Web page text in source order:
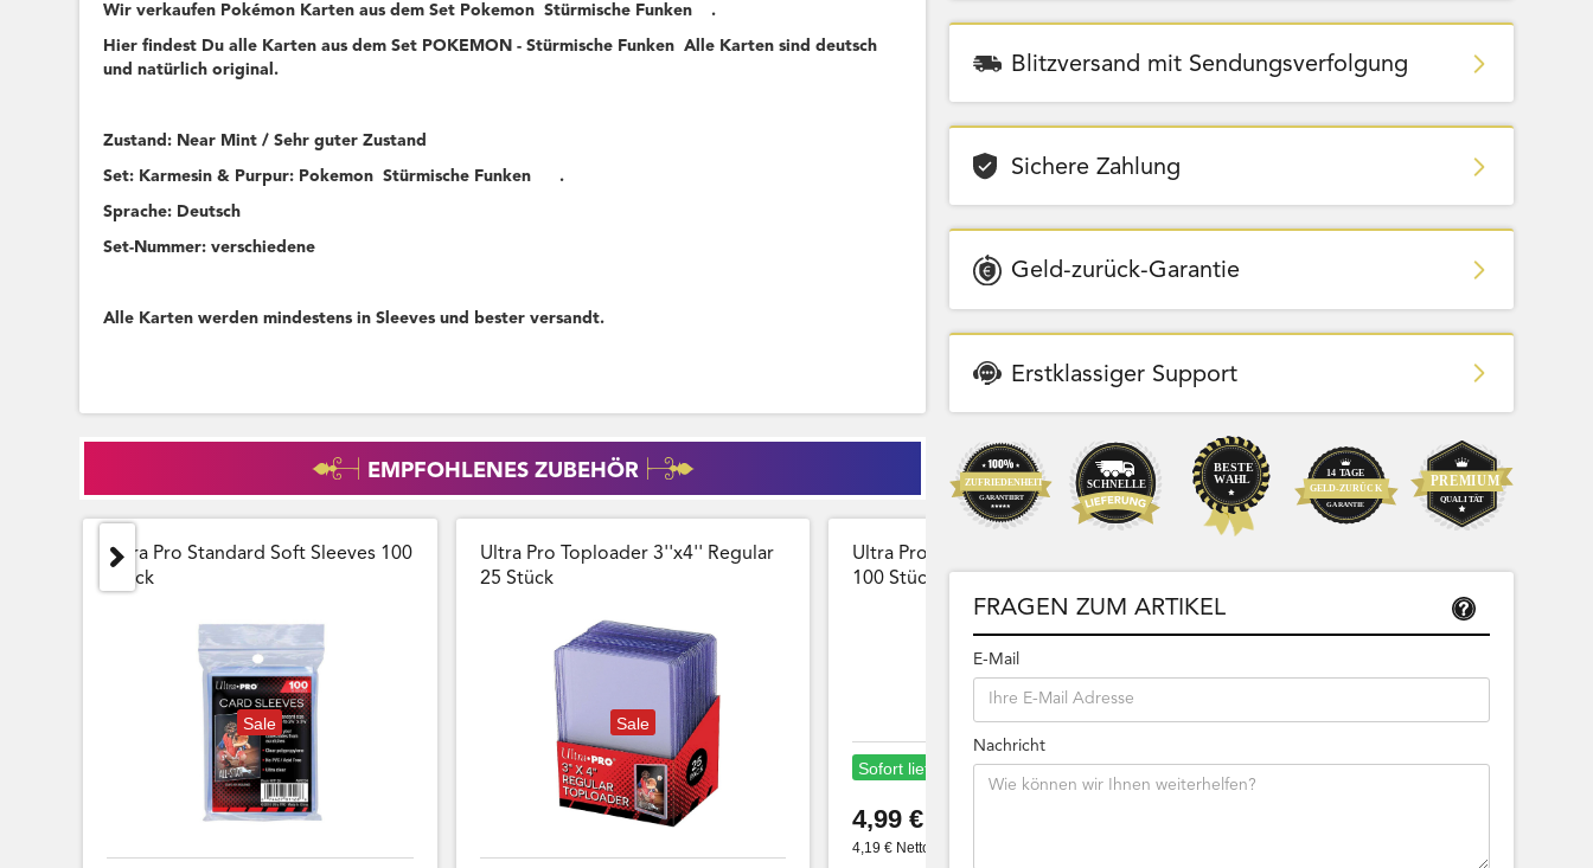
Wir verkaufen Pokémon Karten aus dem Set Pokemon Stürmische Funken .
Hier findest Du alle Karten aus dem Set POKEMON - Stürmische Funken Alle Karten sind deutsch
und natürlich original.
Zustand: Near Mint / Sehr guter Zustand
Set: Karmesin & Purpur: Pokemon Stürmische Funken .
Sprache: Deutsch
Set-Nummer: verschiedene
Alle Karten werden mindestens in Sleeves und bester versandt.
EMPFOHLENES ZUBEHÖR
Ultra Pro Standard Soft Sleeves 100
Stück
Sale
Ultra Pro Toploader 3''x4'' Regular
25 Stück
Sale
Ultra Pro Card Sleeves Team Bags
100 Stück Wiederverschließbar
Sofort lieferbar
4,99 €
4,19 € Netto
Bestseller
Blitzversand mit Sendungsverfolgung
Sichere Zahlung
Geld-zurück-Garantie
Erstklassiger Support
FRAGEN ZUM ARTIKEL
E-Mail
Nachricht